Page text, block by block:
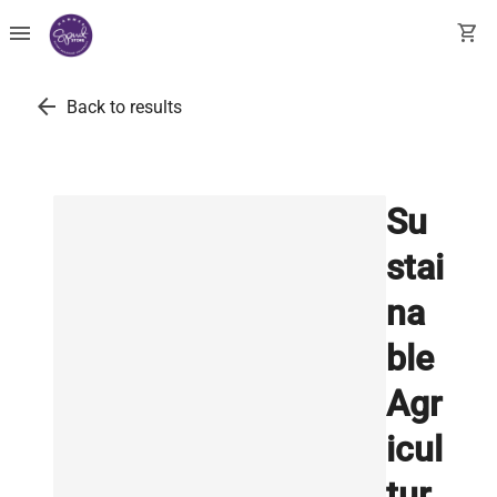
menu shopping_cart
arrow_back Back to results
Su
stai
na
ble
Agr
icul